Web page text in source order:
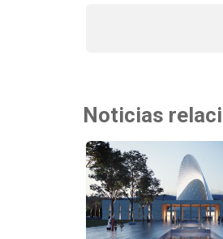
Noticias